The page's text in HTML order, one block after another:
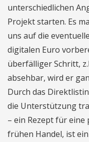
unterschiedlichen
Projekt starten. Es
uns auf die
digitalen Euro
überfälliger Schritt,
absehbar, wird er
Durch das
die Unterstützung
– ein Rezept für
frühen Handel, ist